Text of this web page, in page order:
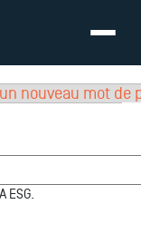
nouveau mot de
ESG.